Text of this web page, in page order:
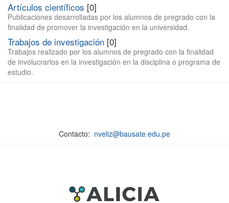
Artículos científicos [0]
Publicaciones desarrolladas por los alumnos de pregrado con la
finalidad de promover la investigación en la universidad.
Trabajos de investigación [0]
Trabajos realizado por los alumnos de pregrado con la finalidad
de involucrarlos en la investigación en la disciplina o programa de
estudio.
Contacto: nveliz@bausate.edu.pe